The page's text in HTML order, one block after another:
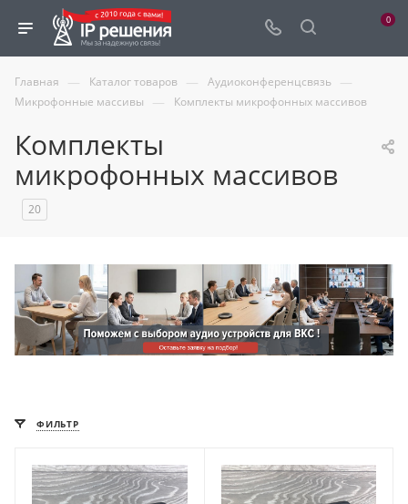
0
Главная — Каталог товаров — Аудиоконференцсвязь —
Микрофонные массивы — Комплекты микрофонных массивов
Комплекты
микрофонных массивов
20
ФИЛЬТР